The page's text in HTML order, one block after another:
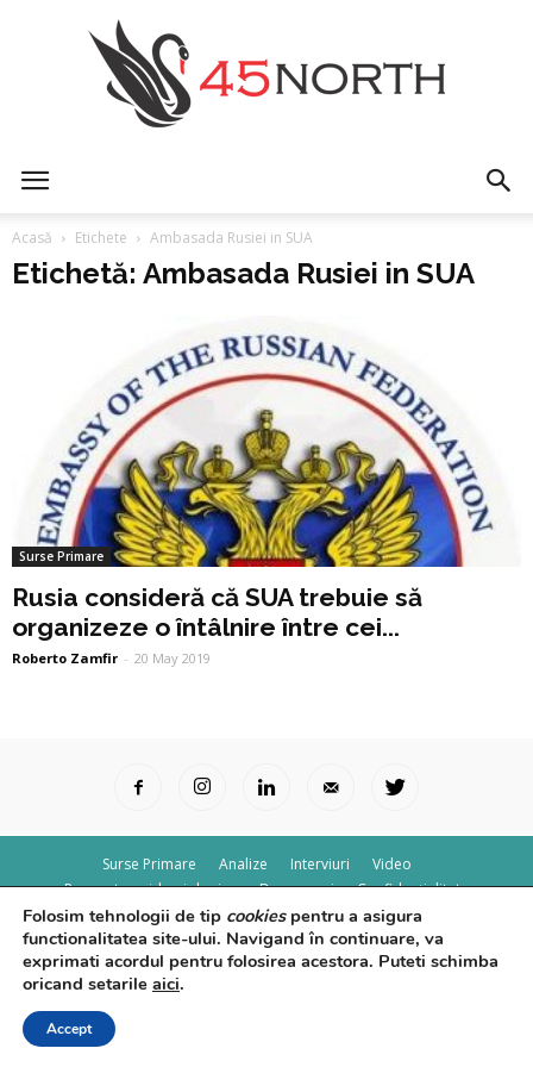
Acasă Etichete Ambasada Rusiei in SUA
Etichetă: Ambasada Rusiei in SUA
Surse Primare
Rusia consideră că SUA trebuie să
organizeze o întâlnire între cei...
Roberto Zamfir - 20 May 2019
Surse Primare Analize Interviuri
Video
Rapoarte epidemiologice
Despre noi Confidențialitate
© Powered by Control F5
Folosim tehnologii de tip cookiespentru a asigura
functionalitatea site-ului. Navigand în continuare, va
exprimati acordul pentru folosirea acestora. Puteti schimba
oricand setarile aici.
Accept